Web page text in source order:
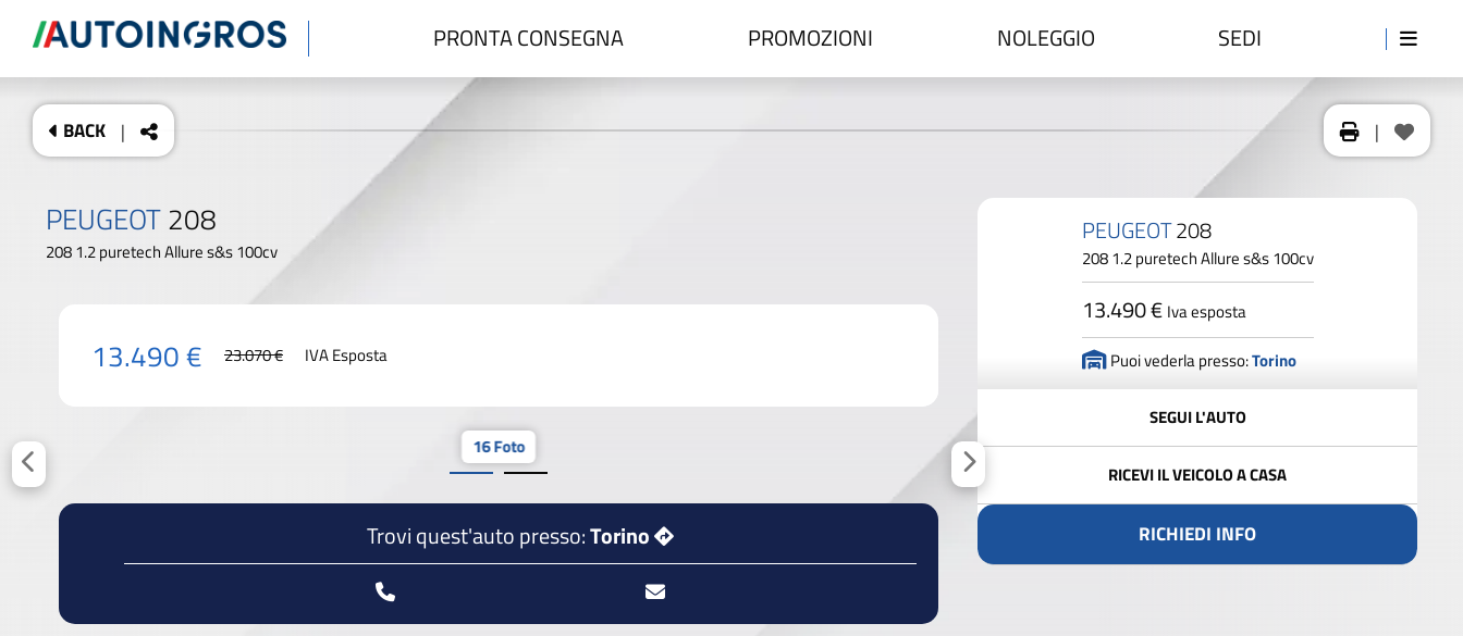
PRONTA CONSEGNA PROMOZIONI NOLEGGIO SEDI
BACK | |
PEUGEOT208
208 1.2 puretech Allure s&s 100cv
13.490 € 23.070 € IVA Esposta
16 Foto
Trovi quest'auto presso:Torino
PEUGEOT208
208 1.2 puretech Allure s&s 100cv
13.490 € Iva esposta
Puoi vederla presso:Torino
SEGUI L'AUTO
RICEVI IL VEICOLO A CASA
RICHIEDI INFO